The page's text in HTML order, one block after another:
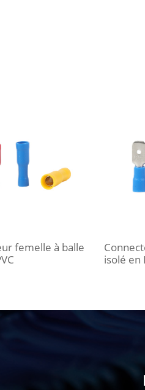
femelle à balle
isolé en